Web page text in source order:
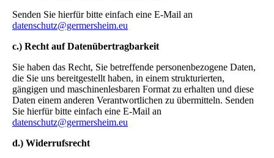
Senden Sie hierfür bitte einfach eine E-Mail an
datenschutz@germersheim.eu
c.) Recht auf Datenübertragbarkeit
Sie haben das Recht, Sie betreffende personenbezogene Daten,
die Sie uns bereitgestellt haben, in einem strukturierten,
gängigen und maschinenlesbaren Format zu erhalten und diese
Daten einem anderen Verantwortlichen zu übermitteln. Senden
Sie hierfür bitte einfach eine E-Mail an
datenschutz@germersheim.eu
d.) Widerrufsrecht